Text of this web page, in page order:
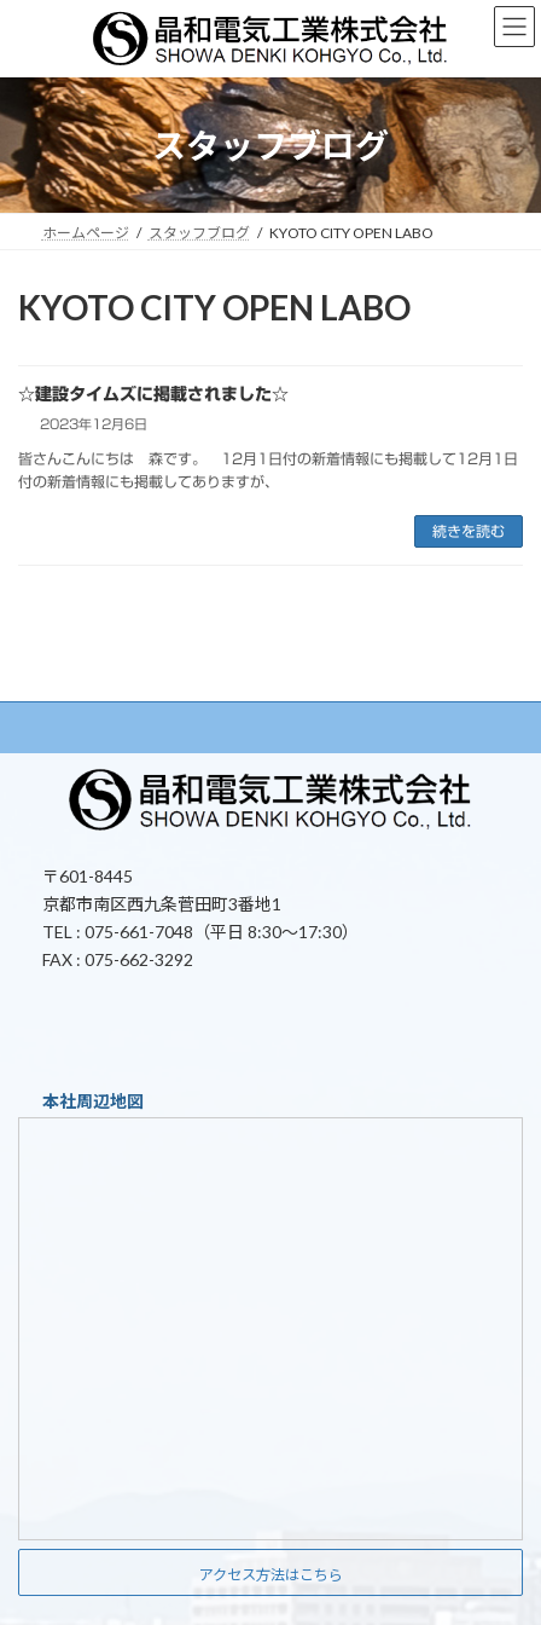
ン
ツ
ス
キ
ッ
ー
シ
ン
に
移
スタッフブログ
ホームページ スタッフブログ KYOTO CITY OPEN LABO
KYOTO CITY OPEN LABO
☆建設タイムズに掲載されました☆
2023年12月6日
皆さんこんにちは 森です。 12月1日付の新着情報にも掲載して12月1日
付の新着情報にも掲載してありますが、
続きを読む
〒601-8445
京都市南区西九条菅田町3番地1
TEL : 075-661-7048（平日 8:30～17:30）
FAX : 075-662-3292
本社周辺地図
アクセス方法はこちら